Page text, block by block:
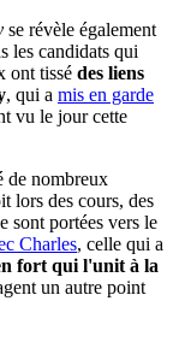
se révèle également
les candidats qui
ont tissé des liens
, qui a mis en garde
vu le jour cette
de nombreux
lors des cours, des
sont portées vers le
Charles, celle qui a
fort qui l'unit à la
un autre point